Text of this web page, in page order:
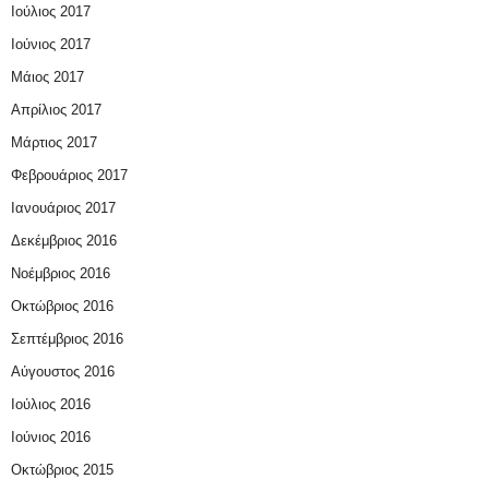
Ιούλιος 2017
Ιούνιος 2017
Μάιος 2017
Απρίλιος 2017
Μάρτιος 2017
Φεβρουάριος 2017
Ιανουάριος 2017
Δεκέμβριος 2016
Νοέμβριος 2016
Οκτώβριος 2016
Σεπτέμβριος 2016
Αύγουστος 2016
Ιούλιος 2016
Ιούνιος 2016
Οκτώβριος 2015